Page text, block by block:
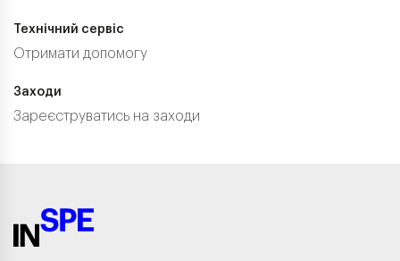
Технічний сервіс
Отримати допомогу
Заходи
Зареєструватись на заходи